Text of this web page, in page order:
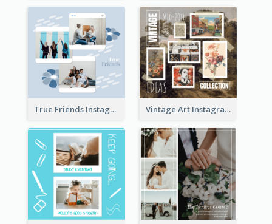
True Friends Instagram Post Vintage Art Instagram Post